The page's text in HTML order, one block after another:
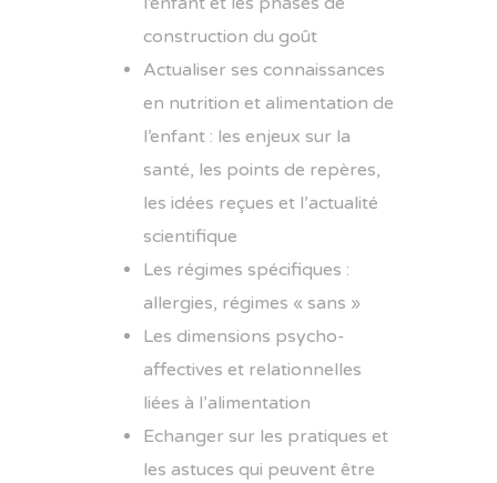
construction du goût
Actualiser ses connaissances
en nutrition et alimentation de
l’enfant : les enjeux sur la
santé, les points de repères,
les idées reçues et l’actualité
scientifique
Les régimes spécifiques :
allergies, régimes « sans »
Les dimensions psycho-
affectives et relationnelles
liées à l’alimentation
Echanger sur les pratiques et
les astuces qui peuvent être